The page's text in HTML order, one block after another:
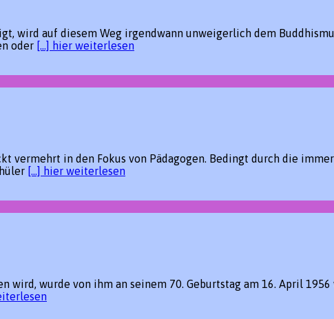
wird auf diesem Weg irgendwann unweigerlich dem
oder […] hier weiterlesen
vermehrt in den Fokus von Pädagogen. Bedingt durch die
[…] hier weiterlesen
wird, wurde von ihm an seinem 70. Geburtstag am 16. April